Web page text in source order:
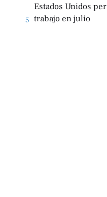
5
Estados Unidos
trabajo en julio